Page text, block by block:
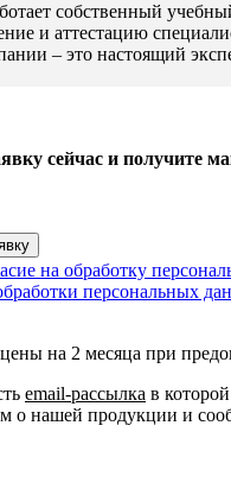
собственный
и аттестацию
– это настоящий
сейчас и получите
на обработку
персональных
на 2 месяца при
email-рассылка в
о нашей продукции и